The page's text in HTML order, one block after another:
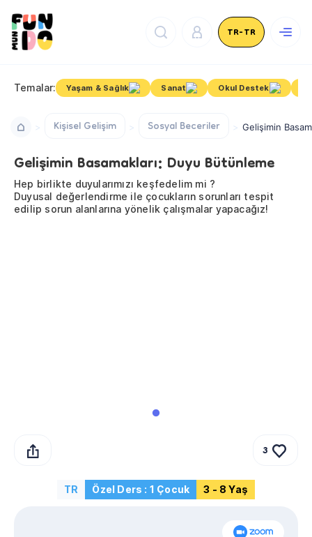
TR-TR
Temalar: Yaşam & Sağlık Sanat Okul Destek
Kişisel Gelişim Sosyal Beceriler Gelişimin
Gelişimin Basamakları: Duyu Bütünleme
Hep birlikte duyularımızı keşfedelim mi ?
Duyusal değerlendirme ile çocukların sorunları tespit
edilip sorun alanlarına yönelik çalışmalar yapacağız!
3
TR Özel Ders : 1 Çocuk 3 - 8 Yaş